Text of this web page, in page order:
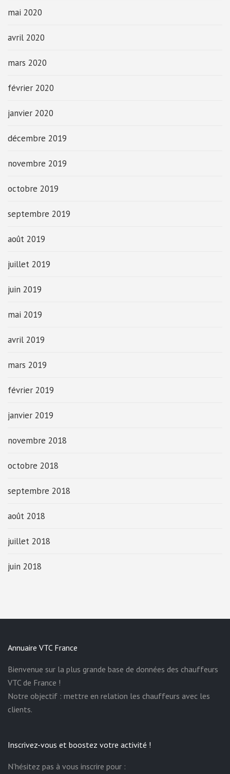
mai 2020
avril 2020
mars 2020
février 2020
janvier 2020
décembre 2019
novembre 2019
octobre 2019
septembre 2019
août 2019
juillet 2019
juin 2019
mai 2019
avril 2019
mars 2019
février 2019
janvier 2019
novembre 2018
octobre 2018
septembre 2018
août 2018
juillet 2018
juin 2018
Annuaire VTC France
Bienvenue sur la plus grande base de données des chauffeurs
VTC de France !
Notre objectif : mettre en relation les chauffeurs avec les
clients.
Inscrivez-vous et boostez votre activité !
N'hésitez pas à vous inscrire pour :